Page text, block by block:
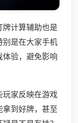
牌计算辅助也是
别是在大家手机
验，避免影响
玩家反映在游戏
到好牌，甚至